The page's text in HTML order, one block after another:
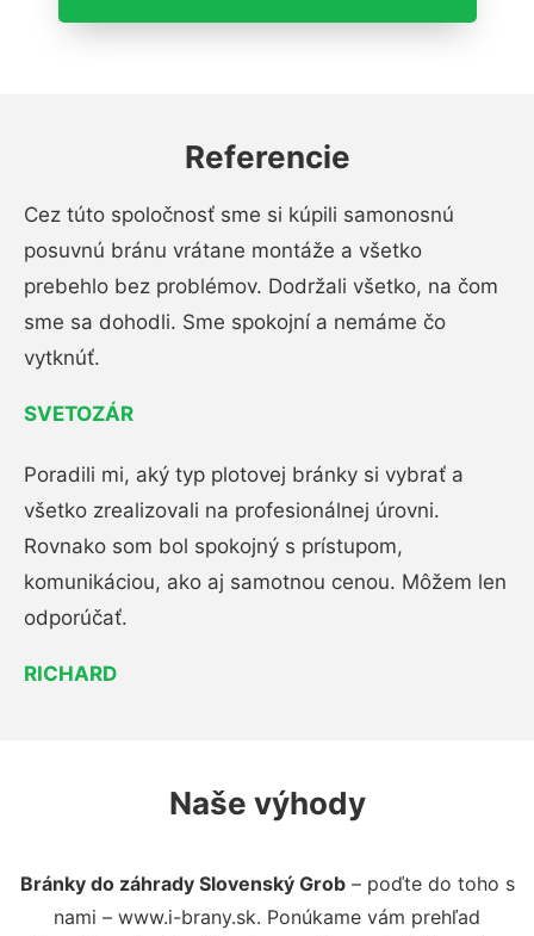
Referencie
Cez túto spoločnosť sme si kúpili samonosnú
posuvnú bránu vrátane montáže a všetko
prebehlo bez problémov. Dodržali všetko, na čom
sme sa dohodli. Sme spokojní a nemáme čo
vytknúť.
SVETOZÁR
Poradili mi, aký typ plotovej bránky si vybrať a
všetko zrealizovali na profesionálnej úrovni.
Rovnako som bol spokojný s prístupom,
komunikáciou, ako aj samotnou cenou. Môžem len
odporúčať.
RICHARD
Naše výhody
Bránky do záhrady Slovenský Grob– poďte do toho s
nami – www.i-brany.sk. Ponúkame vám prehľad